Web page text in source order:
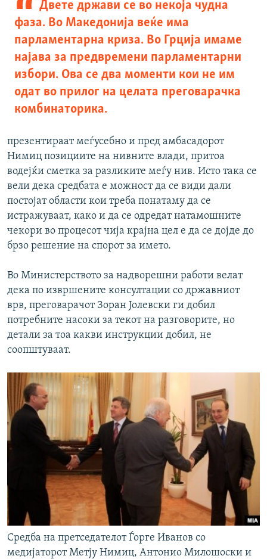
Двете држави се во некоја чудна
фаза. Во Македонија веќе има
парламентарна криза. Во Грција имаме
најава за предвремени парламентарни
избори. Ова се два моменти кои не им
одат во прилог на целата преговарачка
комбинаторика.
презентираат меѓусебно и пред амбасадорот
Нимиц позициите на нивните влади, притоа
водејќи сметка за разликите меѓу нив. Исто така се
вели дека средбата е можност да се види дали
постојат области кои треба понатаму да се
истражуваат, како и да се одредат натамошните
чекори во процесот чија крајна цел е да се дојде до
брзо решение на спорот за името.
Во Министерството за надворешни работи велат
дека по извршените консултации со државниот
врв, преговарачот Зоран Јолевски ги добил
потребните насоки за текот на разговорите, но
детали за тоа какви инструкции добил, не
соопштуваат.
Средба на претседателот Ѓорге Иванов со
медијаторот Метју Нимиц, Антонио Милошоски и